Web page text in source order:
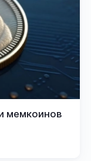
мемкоинов